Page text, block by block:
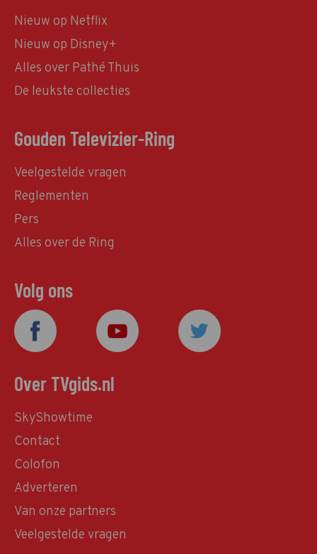
Nieuw op Netflix
Nieuw op Disney+
Alles over Pathé Thuis
De leukste collecties
Gouden Televizier-Ring
Veelgestelde vragen
Reglementen
Pers
Alles over de Ring
Volg ons
Over TVgids.nl
SkyShowtime
Contact
Colofon
Adverteren
Van onze partners
Veelgestelde vragen